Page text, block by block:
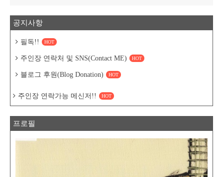
공지사항
필독!! HOT
주인장 연락처 및 SNS(Contact ME) HOT
블로그 후원(Blog Donation) HOT
주인장 연락가능 메신저!! HOT
프로필